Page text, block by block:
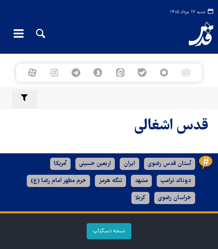
شنبه ۱۷ مرداد ۱۴۰۵
قدس اشغالی
آستان قدس رضوی ایران اربعین حسینی آمریکا
دونالد ترامپ مشهد تنگه هرمز حرم مطهر امام رضا (ع)
خراسان رضوی کربلا
نسخه دسکتاپ